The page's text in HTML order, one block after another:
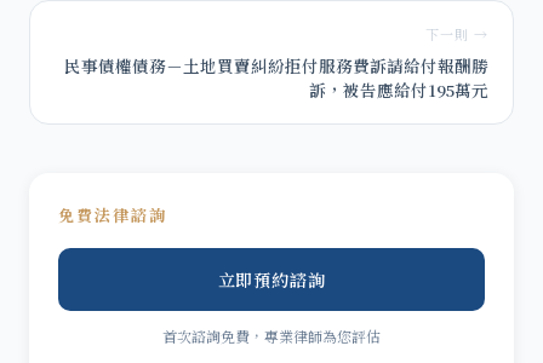
下一則 →
民事債權債務－土地買賣糾紛拒付服務費訴請給付報酬勝
訴，被告應給付195萬元
免費法律諮詢
立即預約諮詢
首次諮詢免費，專業律師為您評估